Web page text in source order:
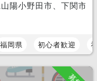
陽小野田市、下関市
福岡県 初心者歓迎